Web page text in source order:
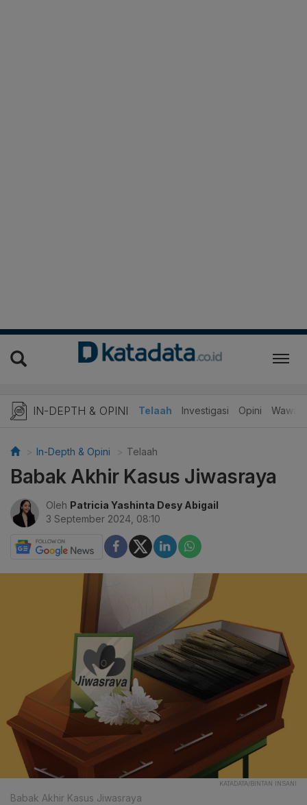
IN-DEPTH & OPINI Telaah Investigasi Opini
In-Depth & Opini Telaah
Babak Akhir Kasus Jiwasraya
Oleh Patricia Yashinta Desy Abigail
3 September 2024, 08:10
KATADATA/BINTAN INSANI
Babak Akhir Kasus Jiwasraya